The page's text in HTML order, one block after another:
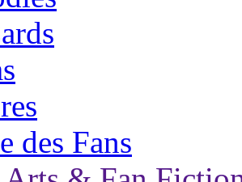
des Fans